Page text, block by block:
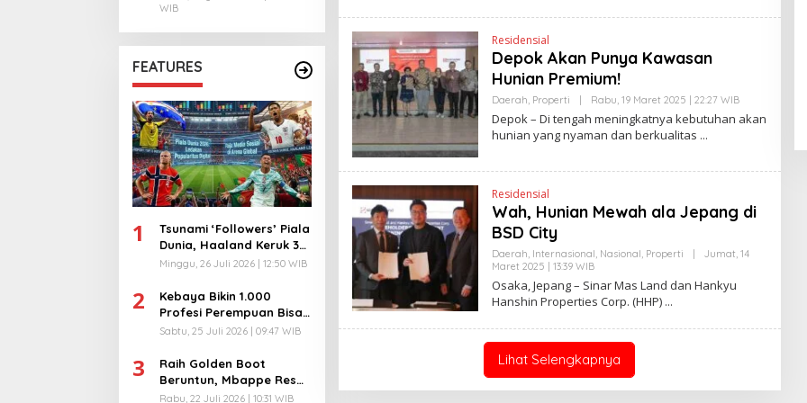
WIB
FEATURES
1
Tsunami ‘Followers’ Piala
Dunia, Haaland Keruk 32
Juta, Kiper 40 Tahun
Minggu, 26 Juli 2026 | 12:50 WIB
2
Kebaya Bikin 1.000
Profesi Perempuan Bisa
Menyatu di Arena
Sabtu, 25 Juli 2026 | 09:47 WIB
3
Raih Golden Boot
Beruntun, Mbappe Resmi
Kunci Takhta Top Skor
Rabu, 22 Juli 2026 | 10:31 WIB
E
D
R
A
N
W
S
L
K
Residensial
Depok Akan Punya Kawasan
Hunian Premium!
Daerah, Properti Rabu, 19 Maret 2025 | 22:27 WIBO
E
N
A
W
Depok – Di tengah meningkatnya kebutuhan akan
hunian yang nyaman dan berkualitas
Residensial
Wah, Hunian Mewah ala Jepang di
BSD City
Daerah, Internasional, Nasional, Properti
Jumat, 14
Maret 2025 | 13:39 WIBO
E
H
E
N
D
R
A
N
Osaka, Jepang – Sinar Mas Land dan Hankyu
Hanshin Properties Corp. (HHP)
Lihat Selengkapnya
Pendaftaran Istana Dibuka,
Warga Berebut Kuota
Di Daerah, Nasional
09:13 WIB